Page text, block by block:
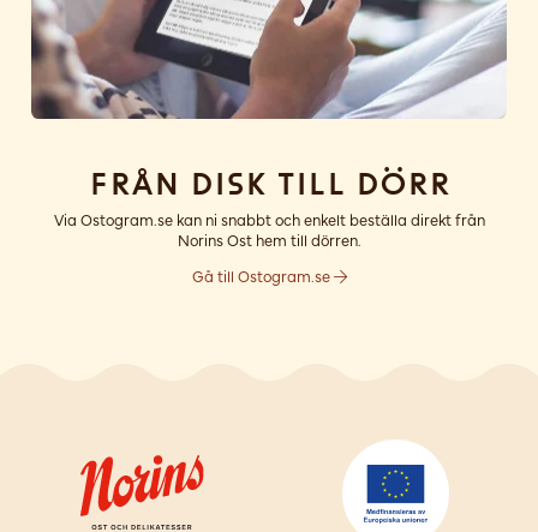
Från disk till dörr
Via Ostogram.se kan ni snabbt och enkelt beställa direkt från
Norins Ost hem till dörren.
Gå till Ostogram.se